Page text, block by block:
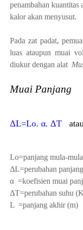
penambahan kuantitas
kalor akan menyusut.
Pada zat padat,
luas ataupun muai
diukur dengan alat
Muai Panjang
ΔL=Lo. α. ΔT
Lo=panjang mula-
ΔL=perubahan
α =koefisien muai
ΔT=perubahan suhu (
L =panjang akhir (m)